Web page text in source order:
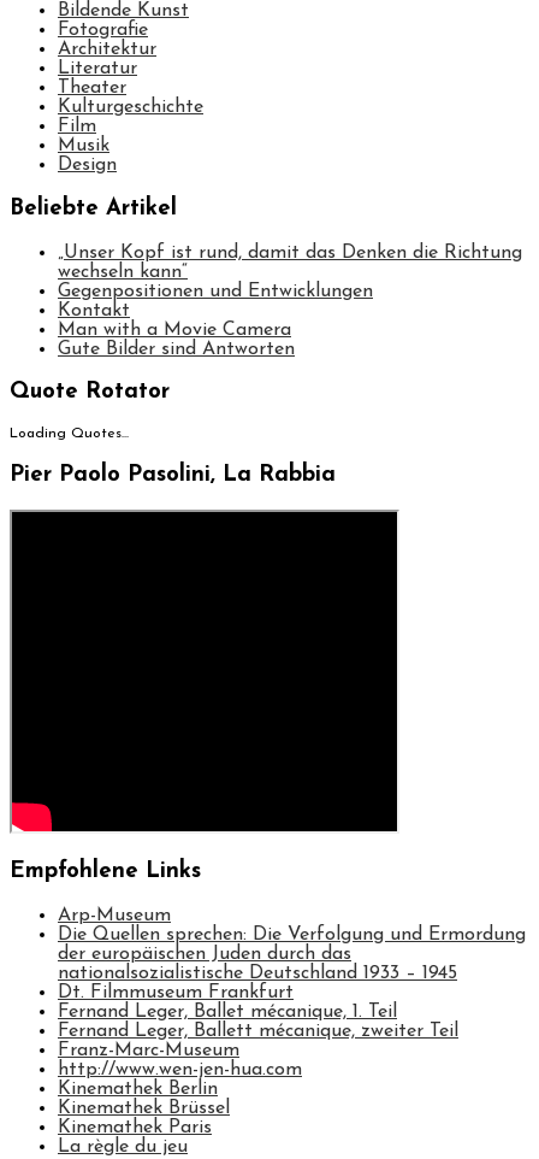
Bildende Kunst
Fotografie
Architektur
Literatur
Theater
Kulturgeschichte
Film
Musik
Design
Beliebte Artikel
„Unser Kopf ist rund, damit das Denken die Richtung
wechseln kann“
Gegenpositionen und Entwicklungen
Kontakt
Man with a Movie Camera
Gute Bilder sind Antworten
Quote Rotator
Loading Quotes...
Pier Paolo Pasolini, La Rabbia
Empfohlene Links
Arp-Museum
Die Quellen sprechen: Die Verfolgung und Ermordung
der europäischen Juden durch das
nationalsozialistische Deutschland 1933 – 1945
Dt. Filmmuseum Frankfurt
Fernand Leger, Ballet mécanique, 1. Teil
Fernand Leger, Ballett mécanique, zweiter Teil
Franz-Marc-Museum
http://www.wen-jen-hua.com
Kinemathek Berlin
Kinemathek Brüssel
Kinemathek Paris
La règle du jeu